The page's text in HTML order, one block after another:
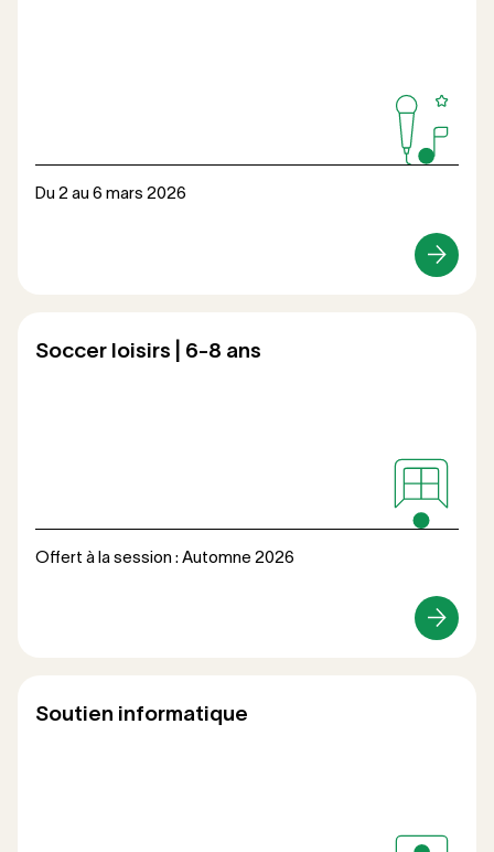
Du 2 au 6 mars 2026
Loisirs
Soccer loisirs | 6-8 ans
Offert à la session : Automne 2026
Loisirs
Soutien informatique